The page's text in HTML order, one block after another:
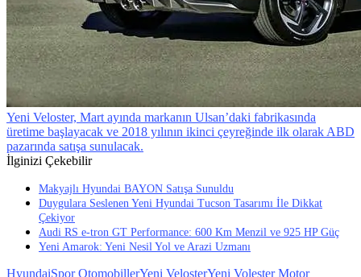
Yeni Veloster, Mart ayında markanın Ulsan’daki fabrikasında
üretime başlayacak ve 2018 yılının ikinci çeyreğinde ilk olarak ABD
pazarında satışa sunulacak.
İlginizi Çekebilir
Makyajlı Hyundai BAYON Satışa Sunuldu
Duygulara Seslenen Yeni Hyundai Tucson Tasarımı İle Dikkat
Çekiyor
Audi RS e-tron GT Performance: 600 Km Menzil ve 925 HP Güç
Yeni Amarok: Yeni Nesil Yol ve Arazi Uzmanı
HyundaiSpor OtomobillerYeni VelosterYeni Volester Motor